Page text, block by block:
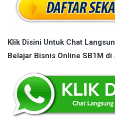
Klik Disini Untuk Chat
Belajar Bisnis Online SB1M di